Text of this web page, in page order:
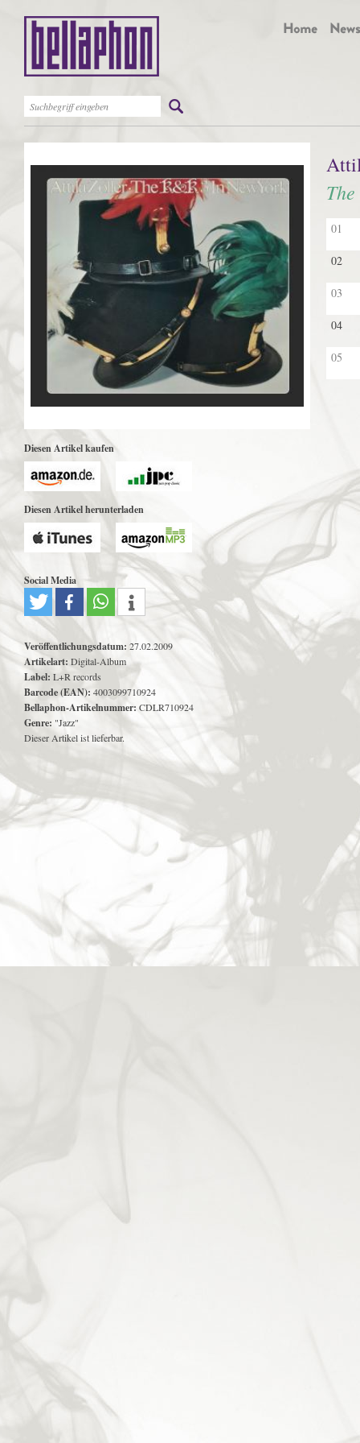
Diesen Artikel kaufen
Diesen Artikel herunterladen
Social Media
Veröffentlichungsdatum: 27.02.2009
Artikelart: Digital-Album
Label: L+R records
Barcode (EAN): 4003099710924
Bellaphon-Artikelnummer: CDLR710924
Genre: "Jazz"
Dieser Artikel ist lieferbar.
01
02
03
04
05